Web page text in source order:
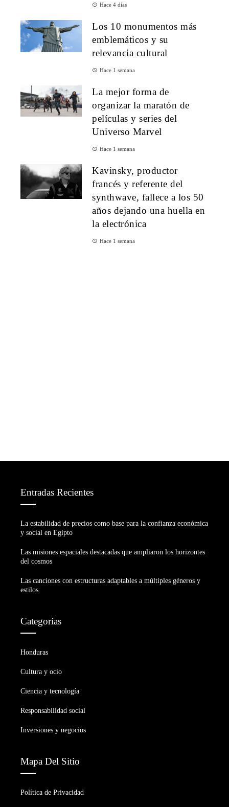
Hace 4 días
Los 10 monumentos más
emblemáticos y su
relevancia cultural
Hace 1 semana
La mejor forma de
organizar la maratón de
películas y series del
Universo Marvel
Hace 1 semana
Kavinsky, productor
francés y referente del
synthwave, fallece a los 50
años dejando una huella en
la electrónica
Hace 1 semana
Entradas Recientes
La estabilidad de precios como base para la confianza económica
y social en Egipto
Las misiones espaciales destacadas que ampliaron los horizontes
del cosmos
Las canciones con estructuras adaptables a múltiples géneros y
estilos
Categorías
Honduras
Cultura y ocio
Ciencia y tecnología
Responsabilidad social
Inversiones y negocios
Mapa Del Sitio
Política de Privacidad